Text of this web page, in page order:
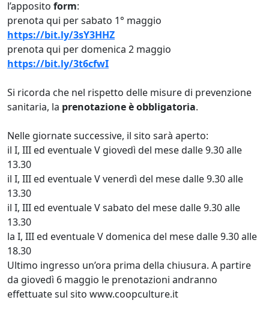
l’apposito form:
prenota qui per sabato 1° maggio
https://bit.ly/3sY3HHZ
prenota qui per domenica 2 maggio
https://bit.ly/3t6cfwI
Si ricorda che nel rispetto delle misure di prevenzione
sanitaria, la prenotazione è obbligatoria.
Nelle giornate successive, il sito sarà aperto:
il I, III ed eventuale V giovedì del mese dalle 9.30 alle
13.30
il I, III ed eventuale V venerdì del mese dalle 9.30 alle
13.30
il I, III ed eventuale V sabato del mese dalle 9.30 alle
13.30
la I, III ed eventuale V domenica del mese dalle 9.30 alle
18.30
Ultimo ingresso un’ora prima della chiusura. A partire
da giovedì 6 maggio le prenotazioni andranno
effettuate sul sito www.coopculture.it